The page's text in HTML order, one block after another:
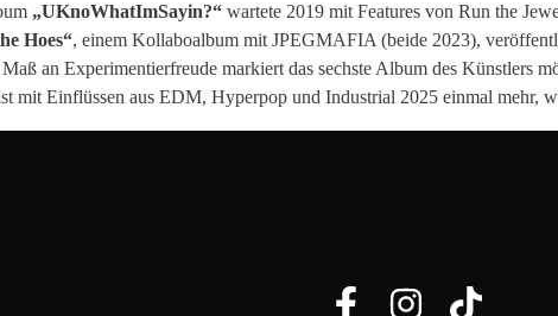
„UKnoWhatImSayin?“ wartete 2019 mit Features von Run the
Hoes“, einem Kollaboalbum mit JPEGMAFIA (beide 2023),
an Experimentierfreude markiert das sechste Album des Künstlers
mit Einflüssen aus EDM, Hyperpop und Industrial 2025 einmal mehr,